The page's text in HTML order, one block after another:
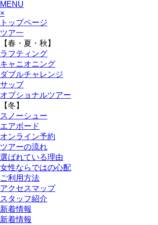
MENU
×
トップページ
ツア一
【春・夏・秋】
ラフティング
キャニオニング
ダブルチャレンジ
サップ
オプショナルツアー
【冬】
スノーシュー
エアボード
オンライン予約
ツアーの流れ
選ばれている理由
女性ならではの心配
ご利用方法
アクセスマップ
スタッフ紹介
新着情報
新着情報